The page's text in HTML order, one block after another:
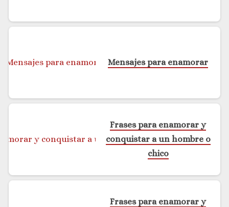
Mensajes para enamorar
Frases para enamorar y
conquistar a un hombre o
chico
Frases para enamorar y